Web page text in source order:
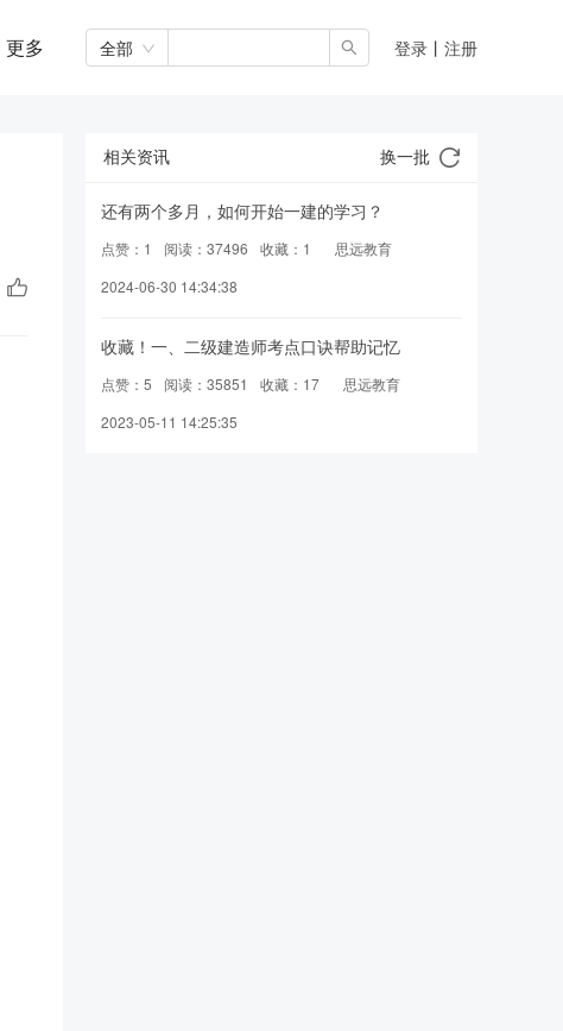
更多 全部 登录 丨 注册
相关资讯 换一批
还有两个多月，如何开始一建的学习？
点赞：1 阅读：37496 收藏：1
思远教育
2024-06-30 14:34:38
收藏！一、二级建造师考点口诀帮助记忆
点赞：5 阅读：35851 收藏：17
思远教育
2023-05-11 14:25:35